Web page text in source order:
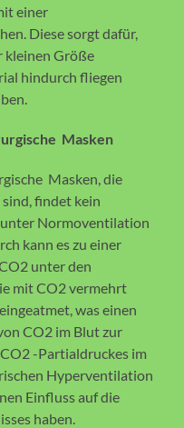
einer
Diese sorgt dafür,
kleinen Größe
hindurch fliegen
Masken
Masken, die
findet kein
Normoventilation
kann es zu einer
unter den
mit CO2 vermehrt
was einen
CO2 im Blut zur
-Partialdruckes im
Hyperventilation
Einfluss auf die
haben.